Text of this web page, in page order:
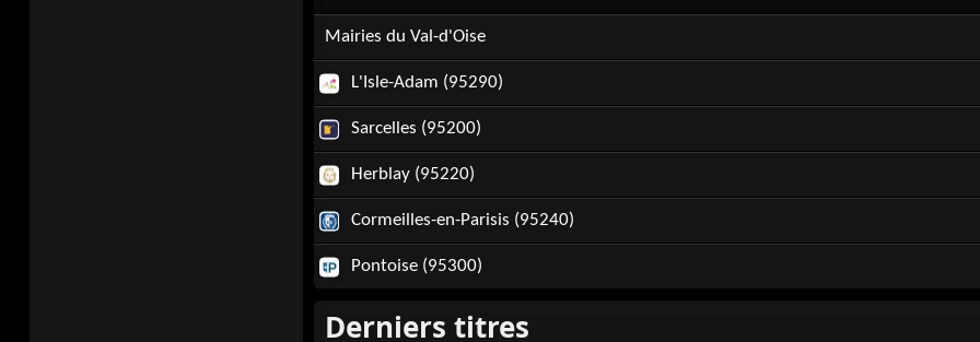
Mairies du Val-d'Oise
L'Isle-Adam (95290)
Sarcelles (95200)
Herblay (95220)
Cormeilles-en-Parisis (95240)
Pontoise (95300)